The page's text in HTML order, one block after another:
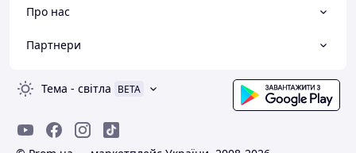
Про нас
Партнери
Тема - світла BETA